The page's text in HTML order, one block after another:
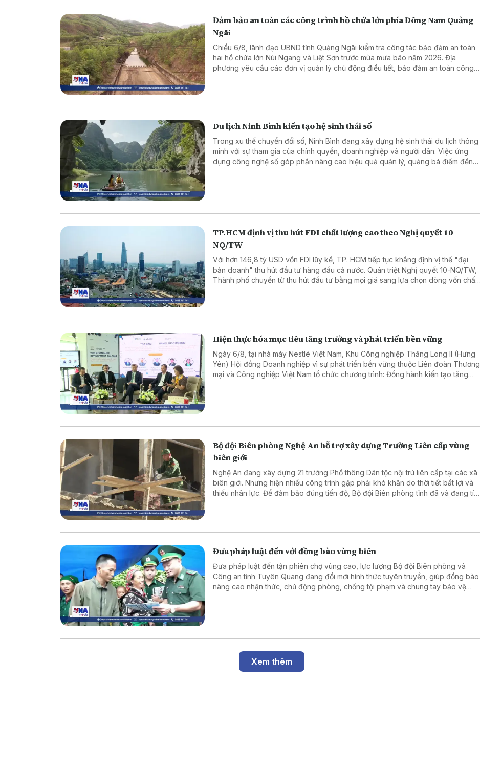
Đảm bảo an toàn các công trình hồ chứa lớn phía Đông Nam Quảng
Ngãi
Chiều 6/8, lãnh đạo UBND tỉnh Quảng Ngãi kiểm tra công tác bảo đảm an toàn
hai hồ chứa lớn Núi Ngang và Liệt Sơn trước mùa mưa bão năm 2026. Địa
phương yêu cầu các đơn vị quản lý chủ động điều tiết, bảo đảm an toàn công
Du lịch Ninh Bình kiến tạo hệ sinh thái số
Trong xu thế chuyển đổi số, Ninh Bình đang xây dựng hệ sinh thái du lịch thông
minh với sự tham gia của chính quyền, doanh nghiệp và người dân. Việc ứng
dụng công nghệ số góp phần nâng cao hiệu quả quản lý, quảng bá điểm đến
TP.HCM định vị thu hút FDI chất lượng cao theo Nghị quyết 10-
NQ/TW
Với hơn 146,8 tỷ USD vốn FDI lũy kế, TP. HCM tiếp tục khẳng định vị thế "đại
bản doanh" thu hút đầu tư hàng đầu cả nước. Quán triệt Nghị quyết 10-NQ/TW,
Thành phố chuyển từ thu hút đầu tư bằng mọi giá sang lựa chọn dòng vốn chất
Hiện thực hóa mục tiêu tăng trưởng và phát triển bền vững
Ngày 6/8, tại nhà máy Nestlé Việt Nam, Khu Công nghiệp Thăng Long II (Hưng
Yên) Hội đồng Doanh nghiệp vì sự phát triển bền vững thuộc Liên đoàn Thương
mại và Công nghiệp Việt Nam tổ chức chương trình: Đồng hành kiến tạo tăng
Bộ đội Biên phòng Nghệ An hỗ trợ xây dựng Trường Liên cấp vùng
biên giới
Nghệ An đang xây dựng 21 trường Phổ thông Dân tộc nội trú liên cấp tại các xã
biên giới. Nhưng hiện nhiều công trình gặp phải khó khăn do thời tiết bất lợi và
thiếu nhân lực. Để đảm bảo đúng tiến độ, Bộ đội Biên phòng tỉnh đã và đang tích
Đưa pháp luật đến với đồng bào vùng biên
Đưa pháp luật đến tận phiên chợ vùng cao, lực lượng Bộ đội Biên phòng và
Công an tỉnh Tuyên Quang đang đổi mới hình thức tuyên truyền, giúp đồng bào
nâng cao nhận thức, chủ động phòng, chống tội phạm và chung tay bảo vệ
Xem thêm